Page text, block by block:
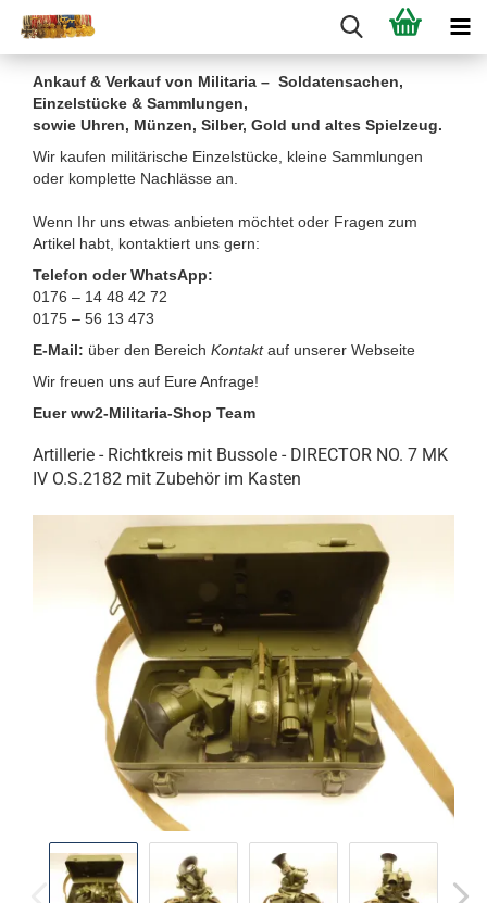
Ankauf & Verkauf von Militaria – Soldatensachen,
Einzelstücke & Sammlungen,
sowie Uhren, Münzen, Silber, Gold und altes Spielzeug.
Wir kaufen militärische Einzelstücke, kleine Sammlungen
oder komplette Nachlässe an.
Wenn Ihr uns etwas anbieten möchtet oder Fragen zum
Artikel habt, kontaktiert uns gern:
Telefon oder WhatsApp:
0176 – 14 48 42 72
0175 – 56 13 473
E-Mail: über den Bereich Kontakt auf unserer Webseite
Wir freuen uns auf Eure Anfrage!
Euer ww2-Militaria-Shop Team
Artillerie - Richtkreis mit Bussole - DIRECTOR NO. 7 MK
IV O.S.2182 mit Zubehör im Kasten